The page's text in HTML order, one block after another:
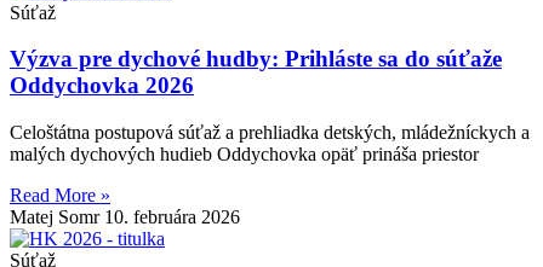
Súťaž
Výzva pre dychové hudby: Prihláste sa do súťaže
Oddychovka 2026
Celoštátna postupová súťaž a prehliadka detských, mládežníckych a
malých dychových hudieb Oddychovka opäť prináša priestor
Read More »
Matej Somr 10. februára 2026
Súťaž